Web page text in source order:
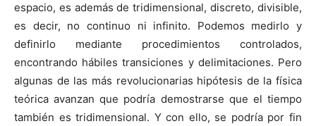
espacio, es además de tridimensional, discreto, divisible,
es decir, no continuo ni infinito. Podemos medirlo y
definirlo mediante procedimientos controlados,
encontrando hábiles transiciones y delimitaciones. Pero
algunas de las más revolucionarias hipótesis de la física
teórica avanzan que podría demostrarse que el tiempo
también es tridimensional. Y con ello, se podría por fin